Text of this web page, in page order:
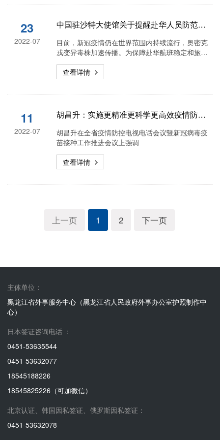
23
2022-07
中国驻沙特大使馆关于提醒赴华人员防范染疫风险的通知
目前，新冠疫情仍在世界范围内持续流行，奥密克
戎变异毒株加速传播。为保障赴华航班稳定和旅客
安全，中国驻沙特使馆再次提醒赴华人员必须杜绝
麻痹和侥幸思想，坚持严格做好行前和途中个人防
护
查看详情
11
2022-07
胡昌升：实施更精准更科学更高效疫情防控措施 确保第九版方案及时平稳有序落实落地
胡昌升在全省疫情防控电视电话会议暨新冠病毒疫
苗接种工作推进会议上强调
查看详情
上一页 1 2 下一页
主体单位：
黑龙江省外事服务中心（黑龙江省人民政府外事办公室护照制作中
心）
日本签证咨询电话 ：
0451-53635544
0451-53632077
18545188226
18545825226（可加微信）
北京认证、韩国因私签证、俄罗斯因私签证：
0451-53632078